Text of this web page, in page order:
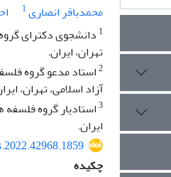
محمدباقر انصاری1
1 دانشجوی دکترای
تهران، ایران.
2استاد مدعو گروه
آزاد اسلامی، تهران،
3استادیار گروه فلسفه
ایران.
چکیده